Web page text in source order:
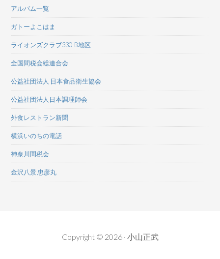
アルバム一覧
ガトーよこはま
ライオンズクラブ330-B地区
全国間税会総連合会
公益社団法人 日本食品衛生協会
公益社団法人日本調理師会
外食レストラン新聞
横浜いのちの電話
神奈川間税会
金沢八景 忠彦丸
Copyright © 2026 · 小山正武